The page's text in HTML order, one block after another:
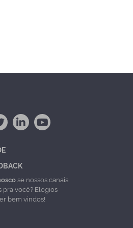
se nossos canais
pra você? Elogios
bem vindos!